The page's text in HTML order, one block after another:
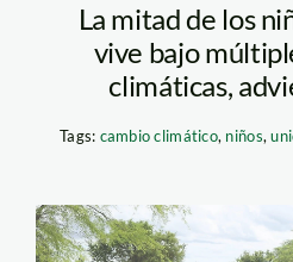
La mitad de los
vive bajo
climáticas,
Tags: cambio climático, niños,